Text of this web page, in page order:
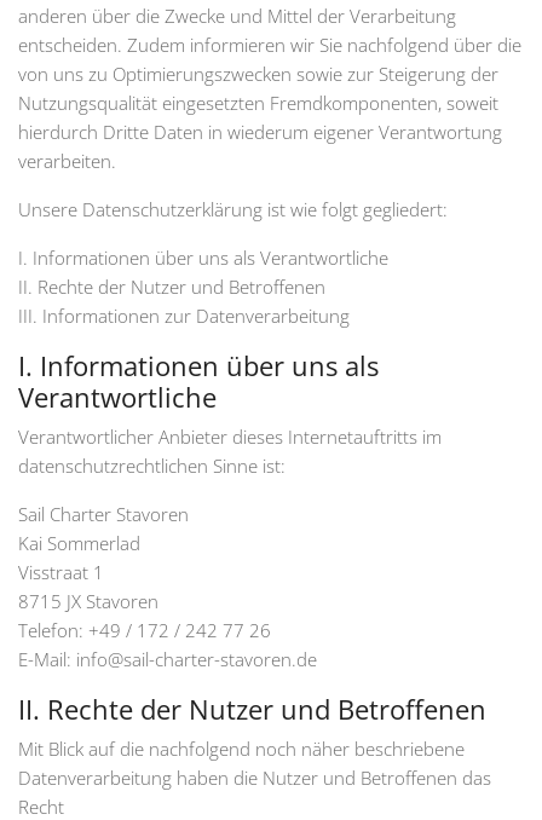
anderen über die Zwecke und Mittel der Verarbeitung
entscheiden. Zudem informieren wir Sie nachfolgend über die
von uns zu Optimierungszwecken sowie zur Steigerung der
Nutzungsqualität eingesetzten Fremdkomponenten, soweit
hierdurch Dritte Daten in wiederum eigener Verantwortung
verarbeiten.
Unsere Datenschutzerklärung ist wie folgt gegliedert:
I. Informationen über uns als Verantwortliche
II. Rechte der Nutzer und Betroffenen
III. Informationen zur Datenverarbeitung
I. Informationen über uns als
Verantwortliche
Verantwortlicher Anbieter dieses Internetauftritts im
datenschutzrechtlichen Sinne ist:
Sail Charter Stavoren
Kai Sommerlad
Visstraat 1
8715 JX Stavoren
Telefon: +49 / 172 / 242 77 26
E-Mail: info@sail-charter-stavoren.de
II. Rechte der Nutzer und Betroffenen
Mit Blick auf die nachfolgend noch näher beschriebene
Datenverarbeitung haben die Nutzer und Betroffenen das
Recht